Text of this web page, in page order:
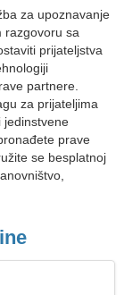
za upoznavanje
razgovoru sa
prijateljstva
partnere.
za prijateljima
jedinstvene
prave
se besplatnoj